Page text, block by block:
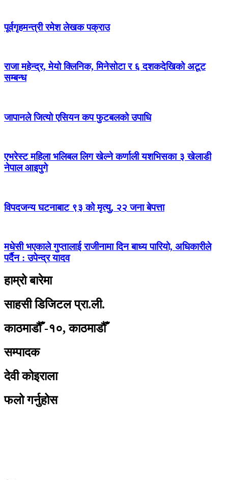
पूर्वगृहमन्त्री रमेश लेखक पक्राउ
राजा महेन्द्र, मेयो क्लिनिक, मिनेसोटा र ६ दशकदेखिको अटूट
सम्बन्ध
जापानले जित्यो एसियन कप फुटबलको उपाधि
एभरेस्ट महिला भलिबल लिग खेल्ने कर्णाली यशभिसका ३ खेलाडी
नेपाल आइपुगे
विपदजन्य घटनाबाट ९३ को मृत्यु, २२ जना बेपत्ता
मधेसी भएकाले गुप्तालाई राजीनामा दिन बाध्य पारियो, अधिकारीले
पर्दैन : उपेन्द्र यादव
हाम्रो बारेमा
साहसी डिजिटल प्रा.ली.
काठमाडौँ -१०, काठमाडौँ
सम्पादक
देवी कोइराला
फलो गर्नुहोस